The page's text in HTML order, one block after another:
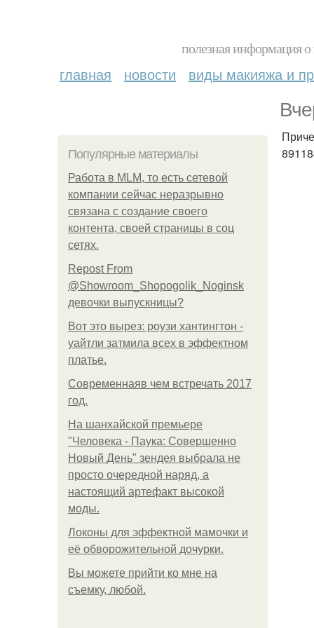
полезная информация
главная новости виды макияжа и
Популярные материалы
Работа в MLM, то есть сетевой
компании сейчас неразрывно
связана с создание своего
контента, своей страницы в соц
сетях.
Repost From
@Showroom_Shopogolik_Noginsk
девочки выпускницы?
Вот это вырез: роузи хантингтон -
уайтли затмила всех в эффектном
платьe.
Современнаяв чем встречать 2017
год.
На шанхайской премьере
"Человека - Паука: Совершенно
Новый День" зендея выбрала не
просто очередной наряд, а
настоящий артефакт высокой
моды.
Локоны для эффектной мамочки и
её обворожительной дочурки.
Вы можете прийти ко мне на
съемку, любой.